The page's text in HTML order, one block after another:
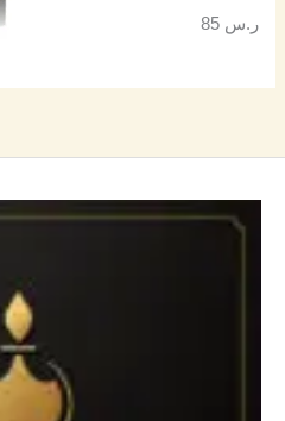
ر.س 85